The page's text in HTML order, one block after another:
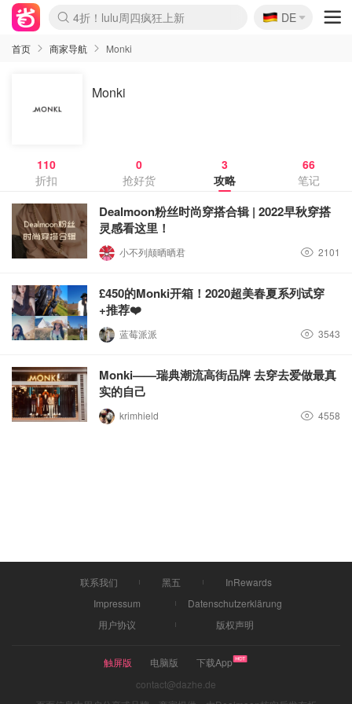
Boticinal 夏促开抢！
4折！lulu周四疯狂上新
还没结束！&OtherStories大促
Joybuy变相75折 随时失效
速领！Stanley独家85折
疑似霸哥！Camper额外叠85折
Zalando 奥莱闪促！每日更新
Moncler反季囤！5折起+叠9折
Coach Brooklyn仅€192
🇩🇪
DE
首页 商家导航 Monki
Monki
110
折扣
0
抢好货
3
攻略
66
笔记
Dealmoon粉丝时尚穿搭合辑 | 2022早秋穿搭
灵感看这里！
小不列颠晒晒君 2101
£450的Monki开箱！2020超美春夏系列试穿
+推荐❤️
蓝莓派派 3543
Monki——瑞典潮流高街品牌 去穿去爱做最真
实的自己
krimhield 4558
联系我们 黑五
InRewards
Impressum
Datenschutzerklärung
用户协议
版权声明
触屏版 电脑版
下载App
contact@dazhe.de